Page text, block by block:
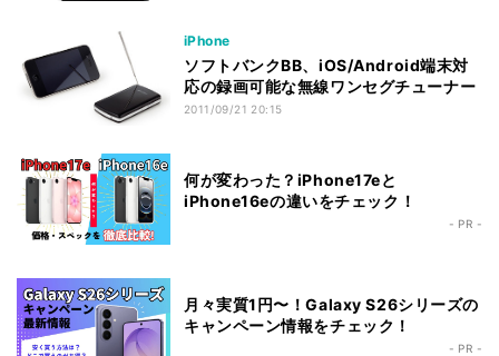
iPhone
ソフトバンクBB、iOS/Android端末対
応の録画可能な無線ワンセグチューナー
2011/09/21 20:15
何が変わった？iPhone17eと
iPhone16eの違いをチェック！
- PR -
月々実質1円〜！Galaxy S26シリーズの
キャンペーン情報をチェック！
- PR -